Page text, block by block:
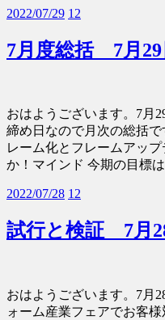
2022/07/29 12
7月度総括 7月
おはようございます。7月
締め日なので月次の総括
レーム化とフレームアッ
か！マインド 今期の目標
2022/07/28 12
試行と検証 7月
おはようございます。7月
ォーム産業フェアでお客